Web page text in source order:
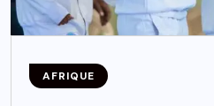
AFRIQUE